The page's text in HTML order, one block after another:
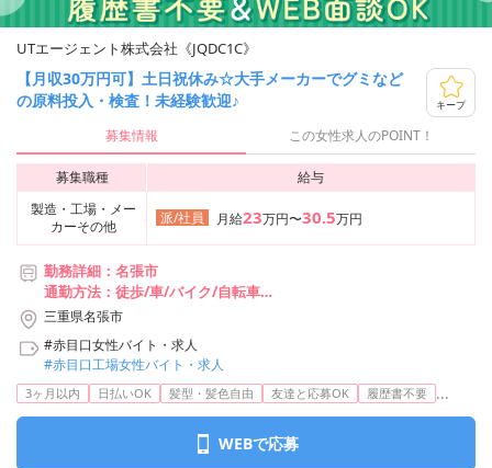
UTエージェント株式会社《JQDC1C》
【月収30万円可】土日祝休み☆大手メーカーでグミなど
の原料投入・検査！未経験歓迎♪
キープ
募集情報 この女性求人のPOINT！
募集職種
給与
製造・工場・メー
カーその他
派/社員 月給23万円〜30.5万円
勤務詳細：名張市
通勤方法：徒歩/車/バイク/自転車
最寄り駅：美旗駅から徒歩20分・車8分
三重県名張市
#赤目口女性バイト・求人
#赤目口工場女性バイト・求人
3ヶ月以内 日払いOK 髪型・髪色自由 友達と応募OK 履歴書不要 ...
WEBで応募